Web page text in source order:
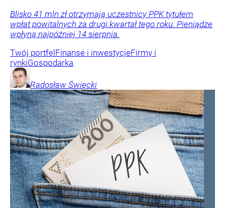
Blisko 41 mln zł otrzymają uczestnicy PPK tytułem
wpłat powitalnych za drugi kwartał tego roku. Pieniądze
wpłyną najpóźniej 14 sierpnia.
Twój portfel Finanse i inwestycjeFirmy i
rynkiGospodarka
Radosław Święcki